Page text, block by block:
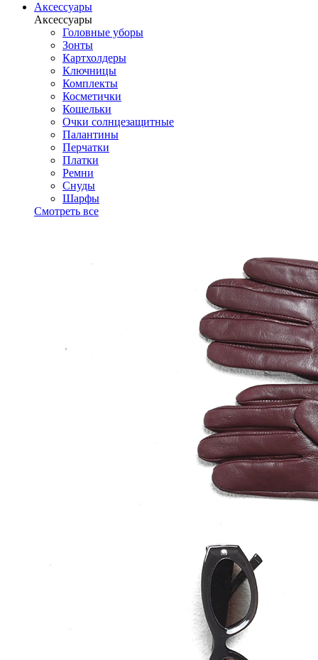
Аксессуары
Аксессуары
Головные уборы
Зонты
Картхолдеры
Ключницы
Комплекты
Косметички
Кошельки
Очки солнцезащитные
Палантины
Перчатки
Платки
Ремни
Снуды
Шарфы
Смотреть все